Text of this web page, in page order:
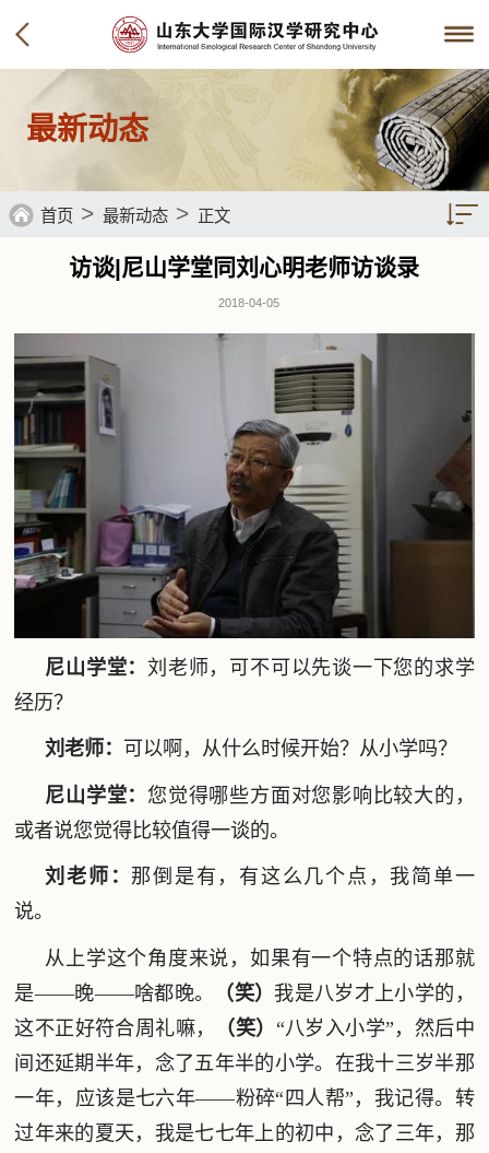
最新动态
首页 > 最新动态 > 正文
访谈|尼山学堂同刘心明老师访谈录
2018-04-05
尼山学堂：刘老师，可不可以先谈一下您的求学
经历？
刘老师： 可以啊，从什么时候开始？从小学吗？
尼山学堂：您觉得哪些方面对您影响比较大的，
或者说您觉得比较值得一谈的。
刘老师： 那倒是有，有这么几个点，我简单一
说。
从上学这个角度来说，如果有一个特点的话那就
是——晚——啥都晚。
（笑） 我是八岁才上小学的，
这不正好符合周礼嘛，
（笑） “八岁入小学”，然后中
间还延期半年，念了五年半的小学。在我十三岁半那
一年，应该是七六年——粉碎“四人帮”，我记得。转
过年来的夏天，我是七七年上的初中，念了三年，那